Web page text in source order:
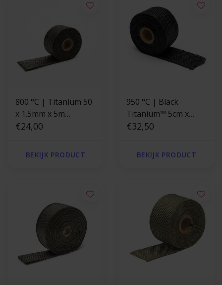
800 °C | Titanium 50
x 1.5mm x 5m
uitlaatband
€24,00
BEKIJK PRODUCT
950 °C | Black
Titanium™ 5cm x
4.5m uitlaatband
€32,50
BEKIJK PRODUCT